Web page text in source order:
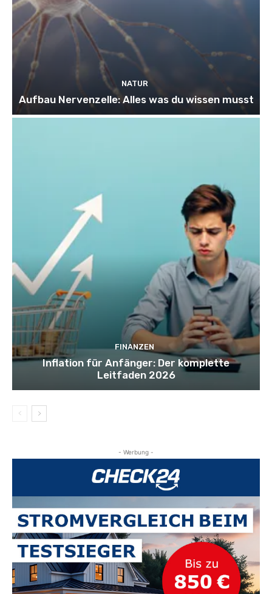
NATUR
Aufbau Nervenzelle: Alles was du wissen musst
FINANZEN
Inflation für Anfänger: Der komplette
Leitfaden 2026
- Werbung -